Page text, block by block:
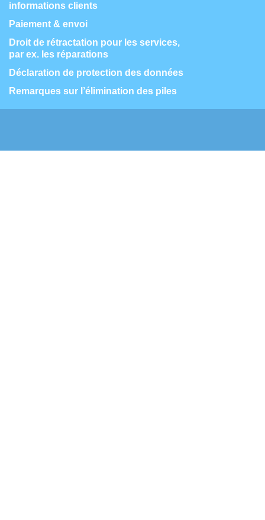
informations clients
Paiement & envoi
Droit de rétractation pour les services,
par ex. les réparations
Déclaration de protection des données
Remarques sur l’élimination des piles